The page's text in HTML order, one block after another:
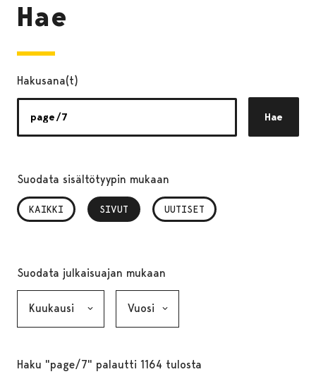
Hae
Hakusana(t)
Hae
Suodata sisältötyypin mukaan
KAIKKI SIVUT
, VALITTU UUTISET
Suodata julkaisuajan mukaan
Haku "page/7" palautti 1164 tulosta